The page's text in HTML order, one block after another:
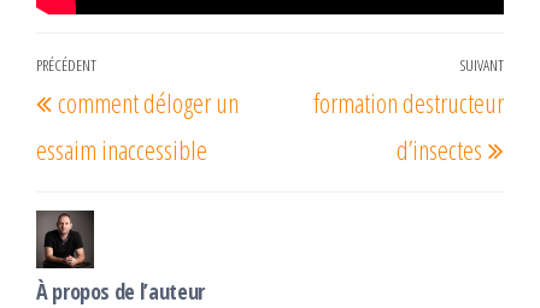
Navigation
de
l’article
Article
précédent
PRÉCÉDENT
comment déloger un
essaim inaccessible
SUIVANT
formation destructeur
d’insectes
À propos de l’auteur